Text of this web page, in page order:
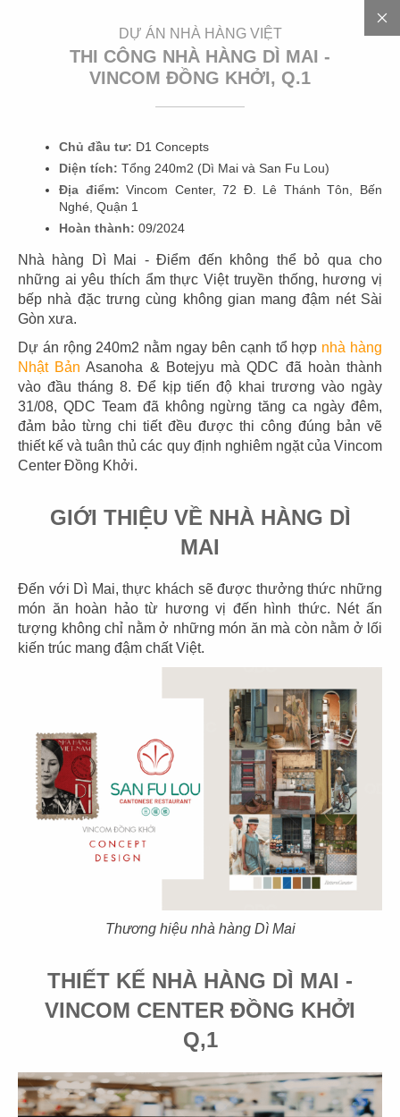
DỰ ÁN NHÀ HÀNG VIỆT
THI CÔNG NHÀ HÀNG DÌ MAI -
VINCOM ĐỒNG KHỞI, Q.1
Chủ đầu tư: D1 Concepts
Diện tích: Tổng 240m2 (Dì Mai và San Fu Lou)
Địa điểm:Vincom Center, 72 Đ. Lê Thánh Tôn, Bến
Nghé, Quận 1
Hoàn thành: 09/2024
Nhà hàng Dì Mai - Điểm đến không thể bỏ qua cho
những ai yêu thích ẩm thực Việt truyền thống, hương vị
bếp nhà đặc trưng cùng không gian mang đậm nét Sài
Gòn xưa.
Dự án rộng 240m2 nằm ngay bên cạnh tổ hợp nhà hàng
Nhật Bản Asanoha & Botejyu mà QDC đã hoàn thành
vào đầu tháng 8. Để kịp tiến độ khai trương vào ngày
31/08, QDC Team đã không ngừng tăng ca ngày đêm,
đảm bảo từng chi tiết đều được thi công đúng bản vẽ
thiết kế và tuân thủ các quy định nghiêm ngặt của Vincom
Center Đồng Khởi.
GIỚI THIỆU VỀ NHÀ HÀNG DÌ
MAI
Đến với Dì Mai, thực khách sẽ được thưởng thức những
món ăn hoàn hảo từ hương vị đến hình thức. Nét ấn
tượng không chỉ nằm ở những món ăn mà còn nằm ở lối
kiến trúc mang đậm chất Việt.
Thương hiệu nhà hàng Dì Mai
THIẾT KẾ NHÀ HÀNG DÌ MAI -
VINCOM CENTER ĐỒNG KHỞI
Q,1
30 0
01
HIGHLANDS
CN Cát Lái
HIGHLANDS
CN Sunwah Pearl
PHÊ LA KATINAT
CN 3/2
06
CHEESE COFFEE
CN Đà Nẵng
08
KOI THÉ
CN Nguyễn Tri Phương
10
KOI THÉ
CN Estella